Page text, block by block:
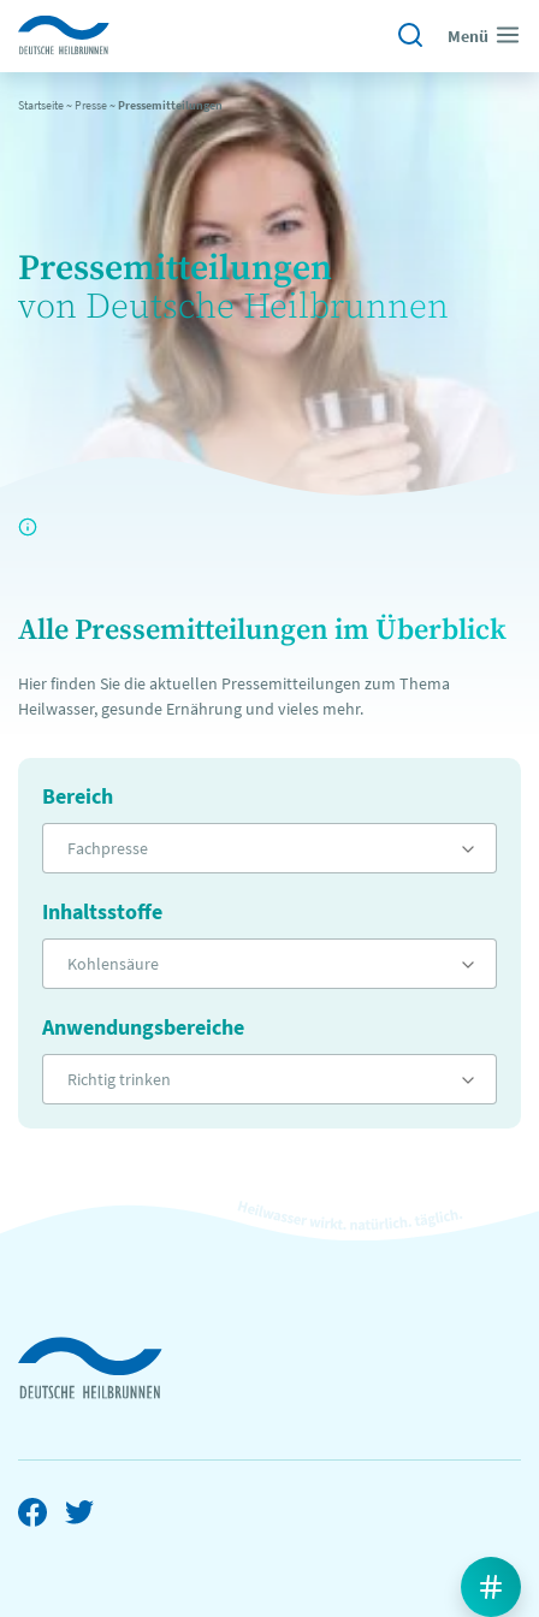
Menü
Startseite~ Presse~Pressemitteilungen
Pressemitteilungen
von Deutsche Heilbrunnen
Alle Pressemitteilungen im Überblick
Hier finden Sie die aktuellen Pressemitteilungen zum Thema
Heilwasser, gesunde Ernährung und vieles mehr.
Bereich
Fachpresse
Inhaltsstoffe
Kohlensäure
Anwendungsbereiche
Richtig trinken